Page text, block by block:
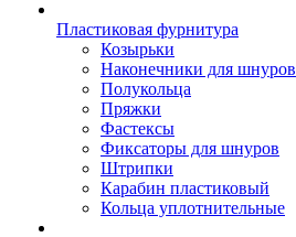
Пластиковая фурнитура
Козырьки
Наконечники для шнуров
Полукольца
Пряжки
Фастексы
Фиксаторы для шнуров
Штрипки
Карабин пластиковый
Кольца уплотнительные